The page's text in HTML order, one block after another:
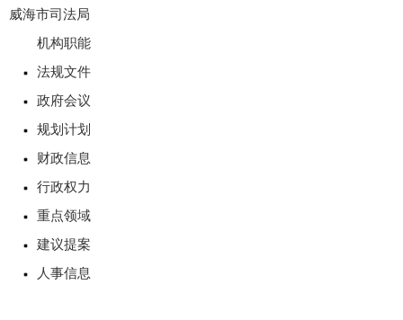
威海市司法局
机构职能
法规文件
政府会议
规划计划
财政信息
行政权力
重点领域
建议提案
人事信息